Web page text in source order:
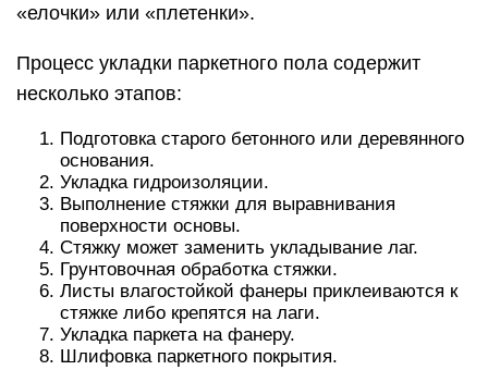
«елочки» или «плетенки».
Процесс укладки паркетного пола содержит
несколько этапов:
Подготовка старого бетонного или деревянного
основания.
Укладка гидроизоляции.
Выполнение стяжки для выравнивания
поверхности основы.
Стяжку может заменить укладывание лаг.
Грунтовочная обработка стяжки.
Листы влагостойкой фанеры приклеиваются к
стяжке либо крепятся на лаги.
Укладка паркета на фанеру.
Шлифовка паркетного покрытия.